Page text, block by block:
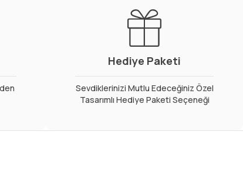
Hediye Paketi
Sevdiklerinizi Mutlu Edeceğiniz Özel
Tasarımlı Hediye Paketi Seçeneği